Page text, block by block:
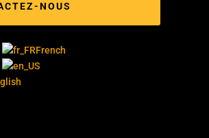
NOUS
French